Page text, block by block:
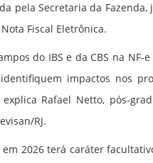
pela Secretaria da
Nota Fiscal Eletrônica.
do IBS e da CBS na
impactos nos
explica Rafael Netto, pós-
RJ.
em 2026 terá caráter